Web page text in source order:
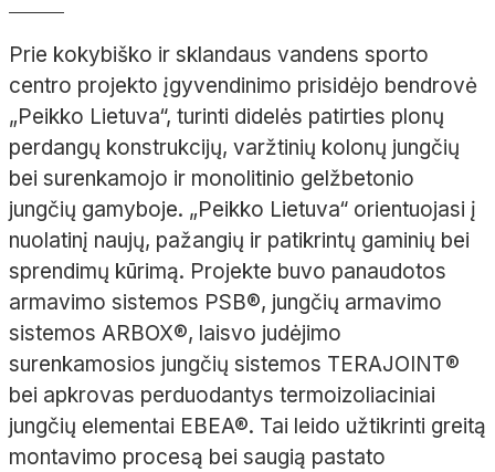
Prie kokybiško ir sklandaus vandens sporto
centro projekto įgyvendinimo prisidėjo bendrovė
„Peikko Lietuva“, turinti didelės patirties plonų
perdangų konstrukcijų, varžtinių kolonų jungčių
bei surenkamojo ir monolitinio gelžbetonio
jungčių gamyboje. „Peikko Lietuva“ orientuojasi į
nuolatinį naujų, pažangių ir patikrintų gaminių bei
sprendimų kūrimą. Projekte buvo panaudotos
armavimo sistemos PSB®, jungčių armavimo
sistemos ARBOX®, laisvo judėjimo
surenkamosios jungčių sistemos TERAJOINT®
bei apkrovas perduodantys termoizoliaciniai
jungčių elementai EBEA®. Tai leido užtikrinti greitą
montavimo procesą bei saugią pastato